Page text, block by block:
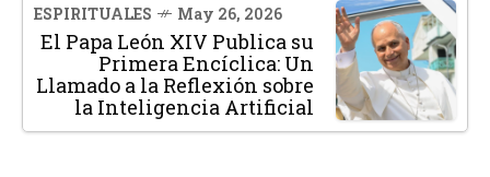
ESPIRITUALES May 26, 2026
El Papa León XIV Publica su
Primera Encíclica: Un
Llamado a la Reflexión sobre
la Inteligencia Artificial